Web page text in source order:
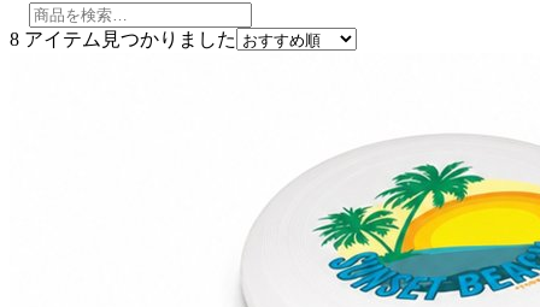
8 アイテム見つかりました